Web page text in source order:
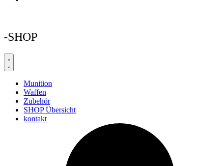
-SHOP
Munition
Waffen
Zubehör
SHOP Übersicht
kontakt